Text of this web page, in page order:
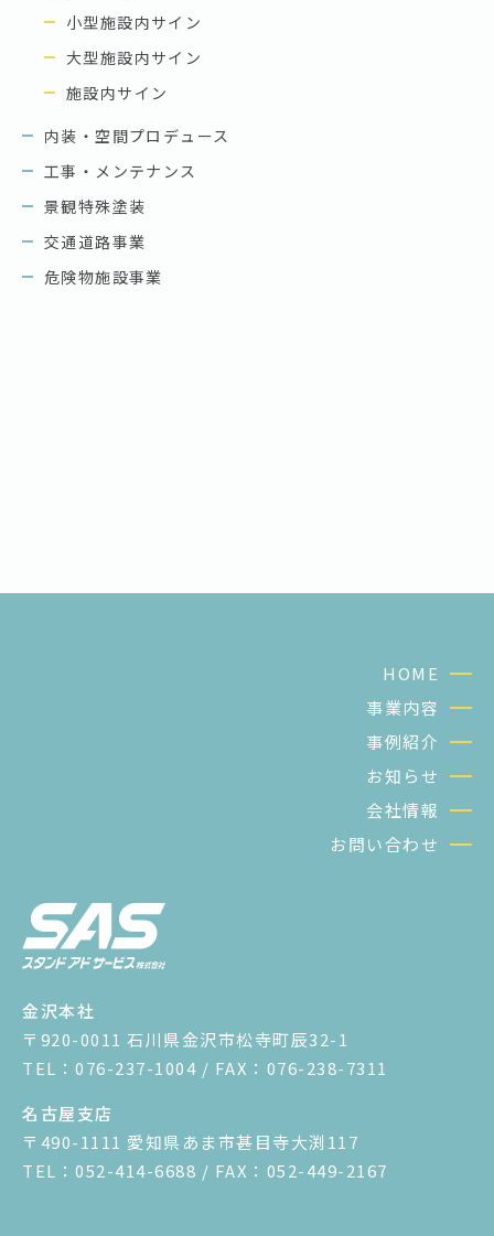
小型施設内サイン
大型施設内サイン
施設内サイン
内装・空間プロデュース
工事・メンテナンス
景観特殊塗装
交通道路事業
危険物施設事業
HOME
事業内容
事例紹介
お知らせ
会社情報
お問い合わせ
金沢本社
〒920-0011 石川県金沢市松寺町辰32-1
TEL：076-237-1004 / FAX：076-238-7311
名古屋支店
〒490-1111 愛知県あま市甚目寺大渕117
TEL：052-414-6688 / FAX：052-449-2167